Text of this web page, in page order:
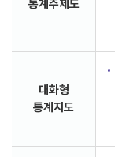
통계주제도
대화형
통계지도